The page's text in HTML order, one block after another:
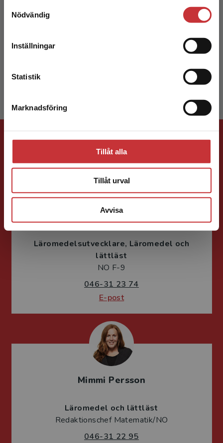
Nödvändig
Inställningar
Statistik
Marknadsföring
Tillåt alla
Tillåt urval
Avvisa
Vi erbjuder inte leveranser utanför Sverige. För
att kunna slutföra ett köp måste
läromedelsförfattare. Hasse har skrivit massor
elever och lärare. Han har...
Marie Hannerstig
Läromedelsutvecklare Läromedel och
lättläst
NO F-9
046-31 23 74
E-post
Mimmi Persson
Läromedel och lättläst
Redaktionschef Matematik/NO
046-31 22 95